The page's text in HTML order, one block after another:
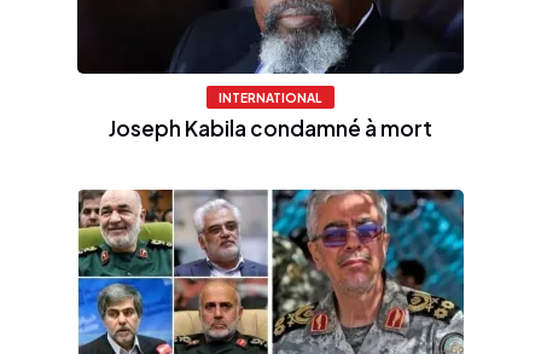
INTERNATIONAL
Joseph Kabila condamné à mort